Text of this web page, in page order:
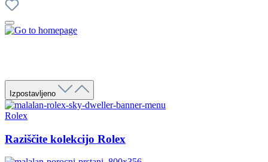
Izpostavljeno
Rolex
Raziščite kolekcijo Rolex